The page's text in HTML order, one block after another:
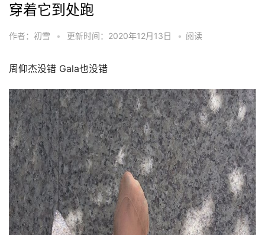
穿着它到处跑
作者：初雪 • 更新时间：2020年12月13日 • 阅读
周仰杰没错 Gala也没错